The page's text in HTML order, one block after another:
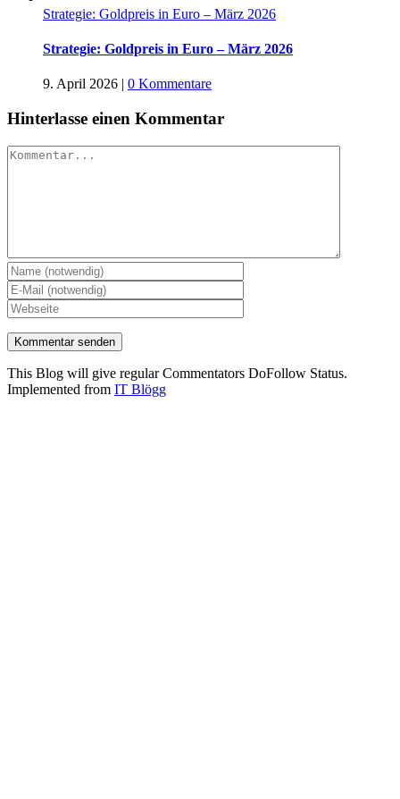
Strategie: Goldpreis in Euro – März 2026
Strategie: Goldpreis in Euro – März 2026
9. April 2026 | 0 Kommentare
Hinterlasse einen Kommentar
Kommentar
This Blog will give regular Commentators DoFollow Status.
Implemented from IT Blögg